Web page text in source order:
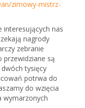
zimowy-mistrz-
interesujących nas
nagrody
zebranie
przewidziane są
tysięcy
potrwa do
do wzięcia
wymarzonych